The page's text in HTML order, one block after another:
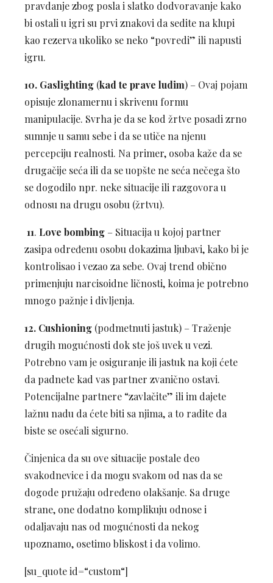
pravdanje zbog posla i slatko dodvoravanje kako
bi ostali u igri su prvi znakovi da sedite na klupi
kao rezerva ukoliko se neko “povredi” ili napusti
igru.
10. Gaslighting (kad te prave ludim) – Ovaj pojam
opisuje zlonamernu i skrivenu formu
manipulacije. Svrha je da se kod žrtve posadi zrno
sumnje u samu sebe i da se utiče na njenu
percepciju realnosti. Na primer, osoba kaže da se
drugačije seća ili da se uopšte ne seća nečega što
se dogodilo npr. neke situacije ili razgovora u
odnosu na drugu osobu (žrtvu).
11. Love bombing – Situacija u kojoj partner
zasipa određenu osobu dokazima ljubavi, kako bi je
kontrolisao i vezao za sebe. Ovaj trend obično
primenjuju narcisoidne ličnosti, koima je potrebno
mnogo pažnje i divljenja.
12. Cushioning (podmetnuti jastuk) – Traženje
drugih mogućnosti dok ste još uvek u vezi.
Potrebno vam je osiguranje ili jastuk na koji ćete
da padnete kad vas partner zvanično ostavi.
Potencijalne partnere “zavlačite” ili im dajete
lažnu nadu da ćete biti sa njima, a to radite da
biste se osećali sigurno.
Činjenica da su ove situacije postale deo
svakodnevice i da mogu svakom od nas da se
dogode pružaju određeno olakšanje. Sa druge
strane, one dodatno komplikuju odnose i
odaljavaju nas od mogućnosti da nekog
upoznamo, osetimo bliskost i da volimo.
[su_quote id=“custom“]